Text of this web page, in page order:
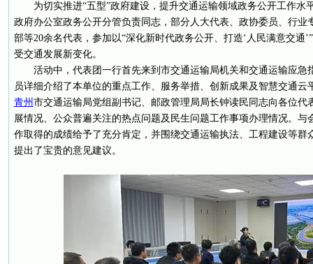
为切实推进“五型”政府建设，提升交通运输领域政务公开工作水
政府办公室政务公开分管负责同志，部分人大代表、政协委员、行业
部等20余名代表，参加以“深化新时代政务公开、打造‘人民满意交通
受交通发展新变化。
活动中，代表团一行首先来到市交通运输局机关和交通运输应急
员详细介绍了本单位的重点工作、服务举措、创新成果及智慧交通云
青州 市交通运输局党组副书记、邮政管理局局长钟读民同志向各位代
展情况、公众普遍关注的热点问题及民生问题工作事项办理情况。与
作取得的成绩给予了充分肯定，并围绕交通运输执法、工程建设等群
提出了宝贵的意见建议。